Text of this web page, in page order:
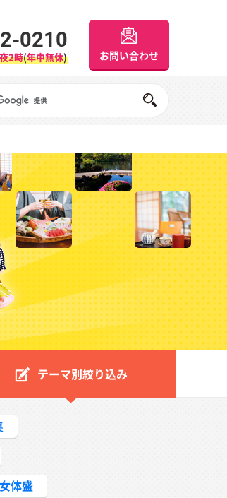
0210
2時(年中無休) お問い合わせ
テーマ別絞り込み
女体盛